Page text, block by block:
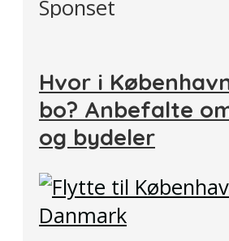
Sponset
Hvor i
bo? Anbefalte
og bydeler